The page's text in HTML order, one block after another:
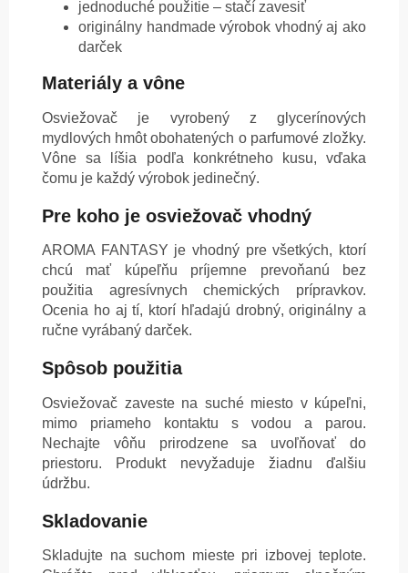
jednoduché použitie – stačí zavesiť
originálny handmade výrobok vhodný aj ako
darček
Materiály a vône
Osviežovač je vyrobený z glycerínových
mydlových hmôt obohatených o parfumové zložky.
Vône sa líšia podľa konkrétneho kusu, vďaka
čomu je každý výrobok jedinečný.
Pre koho je osviežovač vhodný
AROMA FANTASY je vhodný pre všetkých, ktorí
chcú mať kúpeľňu príjemne prevoňanú bez
použitia agresívnych chemických prípravkov.
Ocenia ho aj tí, ktorí hľadajú drobný, originálny a
ručne vyrábaný darček.
Spôsob použitia
Osviežovač zaveste na suché miesto v kúpeľni,
mimo priameho kontaktu s vodou a parou.
Nechajte vôňu prirodzene sa uvoľňovať do
priestoru. Produkt nevyžaduje žiadnu ďalšiu
údržbu.
Skladovanie
Skladujte na suchom mieste pri izbovej teplote.